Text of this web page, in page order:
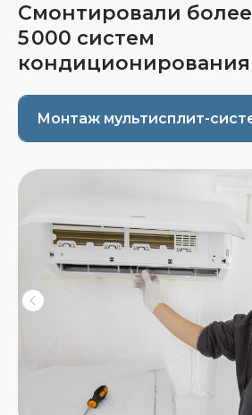
Смонтировали более
5 000 систем
кондиционирования